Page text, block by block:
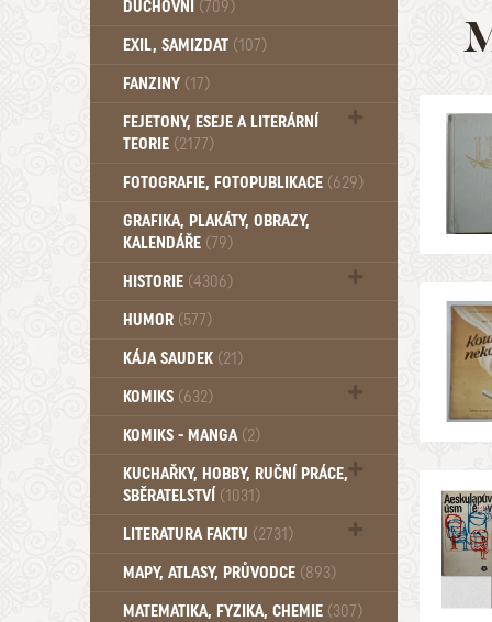
DUCHOVNÍ (709)
Okultismus (110)
EXIL, SAMIZDAT (107)
FANZINY (17)
FEJETONY, ESEJE A LITERÁRNÍ
TEORIE (2177)
Citáty, aforismy, snáře, přísloví,
FOTOGRAFIE, FOTOPUBLIKACE (629)
GRAFIKA, PLAKÁTY, OBRAZY,
KALENDÁŘE (79)
HISTORIE (4306)
Mytologie, Mýty, Báje, Pověsti (203)
HUMOR (577)
KÁJA SAUDEK (21)
KOMIKS (632)
Komiks - Čtyřlístek (232)
KOMIKS - MANGA (2)
KUCHAŘKY, HOBBY, RUČNÍ PRÁCE,
SBĚRATELSTVÍ (1031)
Dům a byt (102)
LITERATURA FAKTU (2731)
Katalogy (503)
MAPY, ATLASY, PRŮVODCE (893)
MATEMATIKA, FYZIKA, CHEMIE (307)